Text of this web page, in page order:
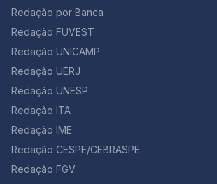
Redação por Banca
Redação FUVEST
Redação UNICAMP
Redação UERJ
Redação UNESP
Redação ITA
Redação IME
Redação CESPE/CEBRASPE
Redação FGV